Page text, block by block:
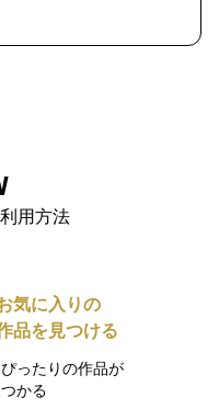
用方法
気に入りの
品を見つける
ったりの作品が
かる